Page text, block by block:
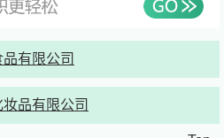
公软件；
优先。
有限公司
品有限公司